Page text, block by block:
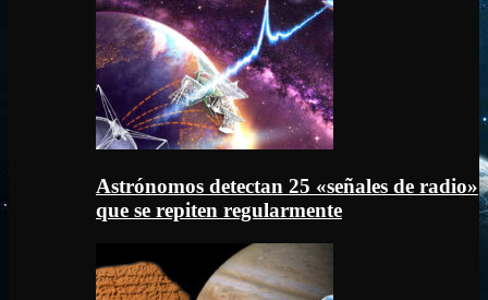
Astrónomos detectan 25 «señales de radio»
que se repiten regularmente